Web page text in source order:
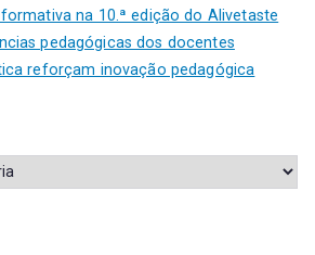
na 10.ª edição do Alivetaste
pedagógicas dos docentes
reforçam inovação pedagógica